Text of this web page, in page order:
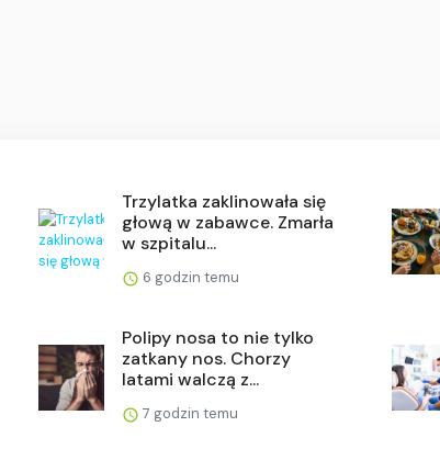
Trzylatka zaklinowała się
głową w zabawce. Zmarła
w szpitalu...
6 godzin temu
Polipy nosa to nie tylko
zatkany nos. Chorzy
latami walczą z...
7 godzin temu